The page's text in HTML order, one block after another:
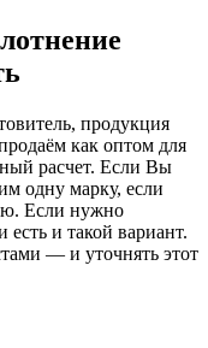
продукция
как оптом для
расчет. Если Вы
одну марку, если
Если нужно
и такой вариант.
— и уточнять этот